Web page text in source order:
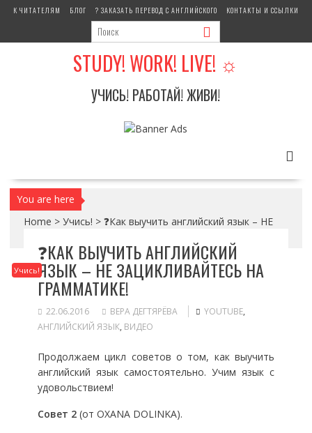
К ЧИТАТЕЛЯМ БЛОГ ? ЗАКАЗАТЬ ПЕРЕВОД С АНГЛИЙСКОГО КОНТАКТЫ И ССЫЛКИ
STUDY! WORK! LIVE! ☼
УЧИСЬ! РАБОТАЙ! ЖИВИ!
You are here
Home > Учись! > ❓Как выучить английский язык – НЕ
Учись!
❓КАК ВЫУЧИТЬ АНГЛИЙСКИЙ
ЯЗЫК – НЕ ЗАЦИКЛИВАЙТЕСЬ НА
ГРАММАТИКЕ!
22.06.2016 ВЕРА ДЕГТЯРЁВА YOUTUBE,
АНГЛИЙСКИЙ ЯЗЫК, ВИДЕО
Продолжаем цикл советов о том, как выучить
английский язык самостоятельно. Учим язык с
удовольствием!
Совет 2(от OXANA DOLINKA).